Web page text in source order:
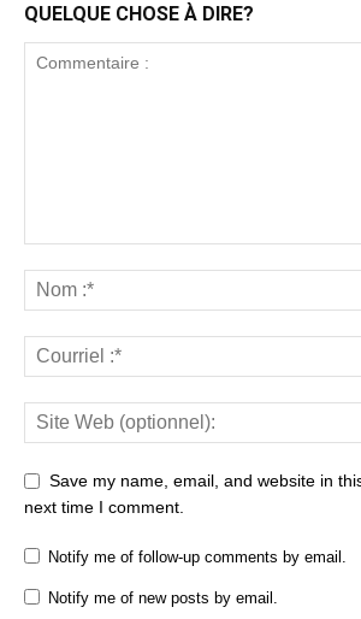
QUELQUE CHOSE À DIRE?
Save my name, email, and website in
next time I comment.
Notify me of follow-up comments by email.
Notify me of new posts by email.